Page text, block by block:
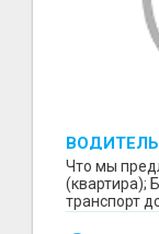
Что мы
(квартира);
транспорт